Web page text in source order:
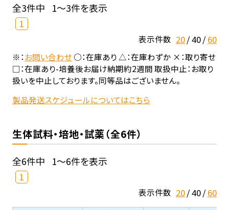
全3件中 1～3件を表示
1
表示件数 20 40 60
※：お問い合わせ○：在庫あり △：在庫わずか ×：取り寄せ
□：在庫あり-培養後お届け納期約2週間 取扱中止：お取り
扱いを中止しております。同等品はございません。
製品発送スケジュールについてはこちら
生体試料・培地・試薬（全6件）
全6件中 1～6件を表示
1
表示件数 20 40 60